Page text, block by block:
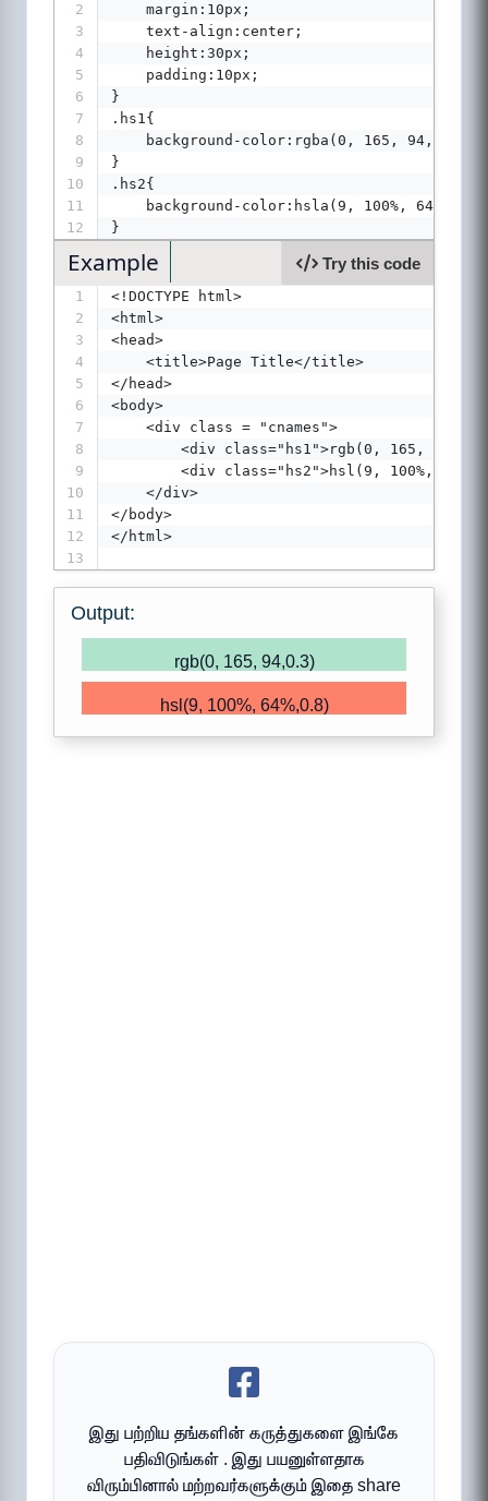
2
    margin:10px;
3
    text-align:center;
4
    height:30px;
5
    padding:10px;
6
}
7
.hs1{
8
    background-color:rgba(0, 165, 94,0.3);
9
}
10
.hs2{
11
background-color:hsla(9, 100%,
12
}
Example Try this code
1
<!DOCTYPE html>
2
<html>
3
<head>
4
    <title>Page Title</title>
5
</head>
6
<body>
7
    <div class = "cnames">
8
<div class="hs1">rgb(0, 165, 94,
9
<div class="hs2">hsl(9, 100%, 64%,
10
    </div>
11
</body>
12
</html>
13
Output:
rgb(0, 165, 94,0.3)
hsl(9, 100%, 64%,0.8)
இது பற்றிய தங்களின் கருத்துகளை இங்கே
பதிவிடுங்கள் . இது பயனுள்ளதாக
விரும்பினால் மற்றவர்களுக்கும் இதை share